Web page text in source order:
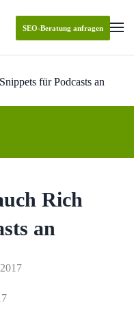
SEO-Beratung anfragen
für Podcasts an
Rich
an